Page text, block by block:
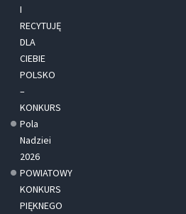
I
RECYTUJĘ
DLA
CIEBIE
POLSKO
–
KONKURS
Pola
Nadziei
2026
POWIATOWY
KONKURS
PIĘKNEGO